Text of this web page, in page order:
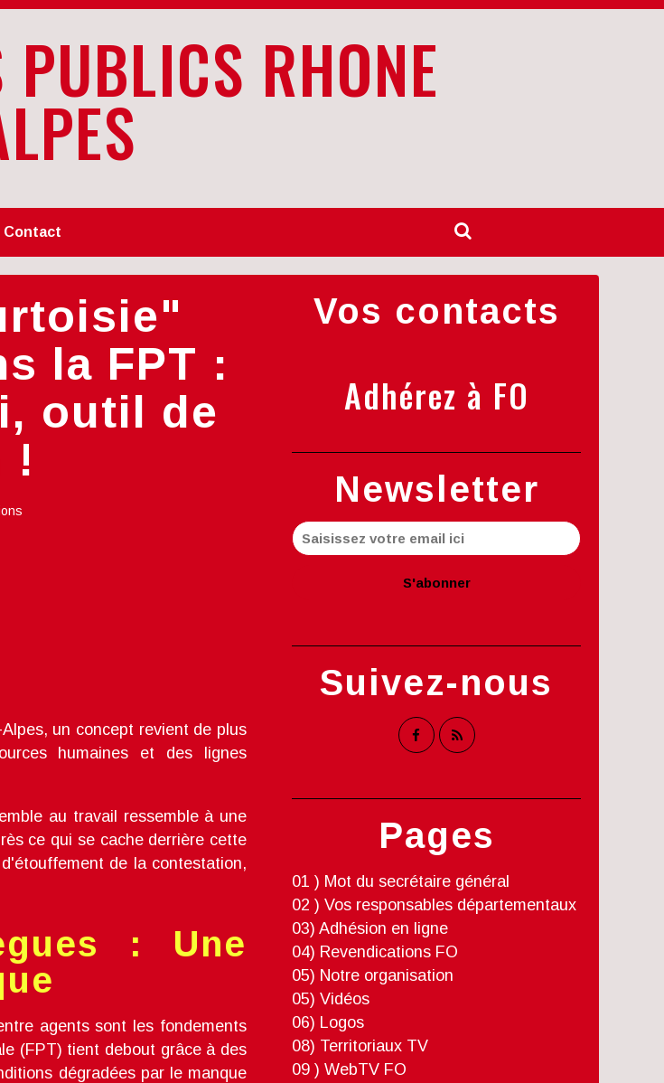
PUBLICS RHONE
Contact
la FPT :
outil de
!
un concept revient de plus
humaines et des lignes
au travail ressemble à une
ce qui se cache derrière cette
de la contestation,
: Une
agents sont les fondements
(FPT) tient debout grâce à des
dégradées par le manque
Newsletter
Pages
01 ) Mot du secrétaire général
02 ) Vos responsables départementaux
03) Adhésion en ligne
04) Revendications FO
05) Notre organisation
05) Vidéos
06) Logos
08) Territoriaux TV
09 ) WebTV FO
Suivez-nous
Vos contacts
Adhérez à FO